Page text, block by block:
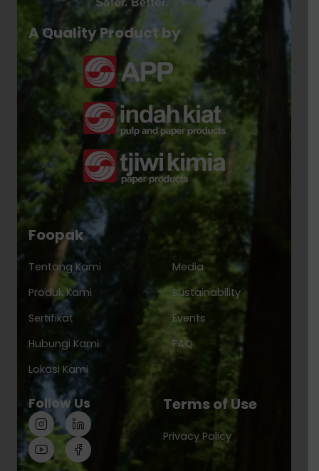
A Quality Product by
Foopak
Tentang Kami
Produk Kami
Sertifikat
Hubungi Kami
Lokasi Kami
Media
Sustainability
Events
FAQ
Terms of Use
Privacy Policy
Follow Us